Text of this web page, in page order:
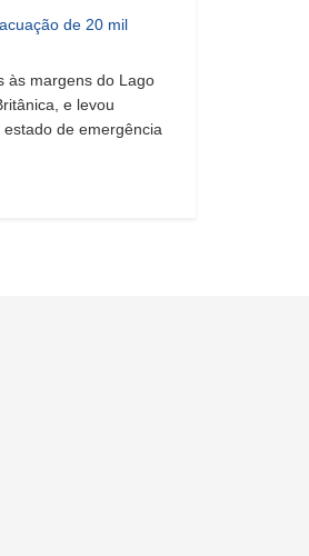
de 20 mil
às margens do Lago
e levou
de emergência